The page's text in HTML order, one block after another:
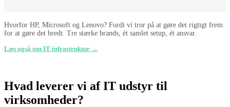
Hvorfor HP, Microsoft og Lenovo? Fordi vi tror på at gøre det rigtigt frem
for at gøre det bredt. Tre stærke brands, ét samlet setup, ét ansvar.
Læs også om IT infrastruktur →
Hvad leverer vi af IT udstyr til
virksomheder?